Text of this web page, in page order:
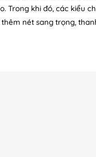
Trong khi đó, các kiểu
nét sang trọng,